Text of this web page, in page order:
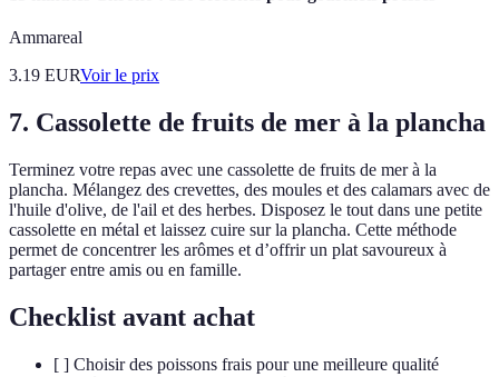
Ammareal
3.19 EURVoir le prix
7. Cassolette de fruits de mer à la plancha
Terminez votre repas avec une cassolette de fruits de mer à la
plancha. Mélangez des crevettes, des moules et des calamars avec de
l'huile d'olive, de l'ail et des herbes. Disposez le tout dans une petite
cassolette en métal et laissez cuire sur la plancha. Cette méthode
permet de concentrer les arômes et d’offrir un plat savoureux à
partager entre amis ou en famille.
Checklist avant achat
[ ] Choisir des poissons frais pour une meilleure qualité